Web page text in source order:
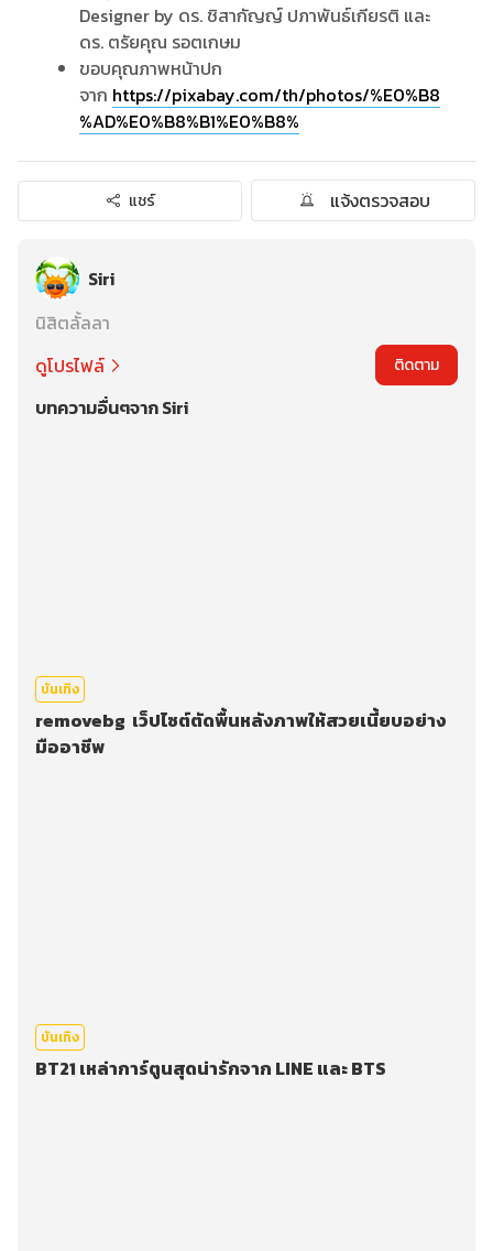
Designer by ดร. ชิสากัญญ์ ปภาพันธ์เกียรติ และ
ดร. ตรัยคุณ รอตเกษม
ขอบคุณภาพหน้าปก
จาก https://pixabay.com/th/photos/%E0%B8
%AD%E0%B8%B1%E0%B8%
แชร์ แจ้งตรวจสอบ
Siri
นิสิตลั้ลลา
ดูโปรไฟล์
ติดตาม
บทความอื่นๆจาก Siri
บันเทิง
removebg เว็ปไซต์ตัดพื้นหลังภาพให้สวยเนี้ยบอย่าง
มืออาชีพ
บันเทิง
BT21 เหล่าการ์ตูนสุดน่ารักจาก LINE และ BTS